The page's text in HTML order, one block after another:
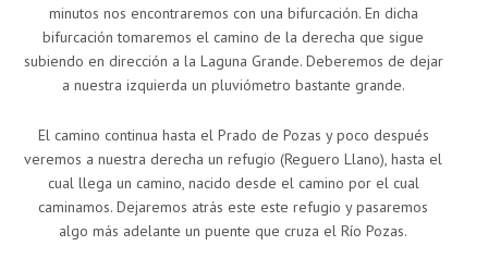
minutos nos encontraremos con una bifurcación. En dicha
bifurcación tomaremos el camino de la derecha que sigue
subiendo en dirección a la Laguna Grande. Deberemos de dejar
a nuestra izquierda un pluviómetro bastante grande.
El camino continua hasta el Prado de Pozas y poco después
veremos a nuestra derecha un refugio (Reguero Llano), hasta el
cual llega un camino, nacido desde el camino por el cual
caminamos. Dejaremos atrás este este refugio y pasaremos
algo más adelante un puente que cruza el Río Pozas.